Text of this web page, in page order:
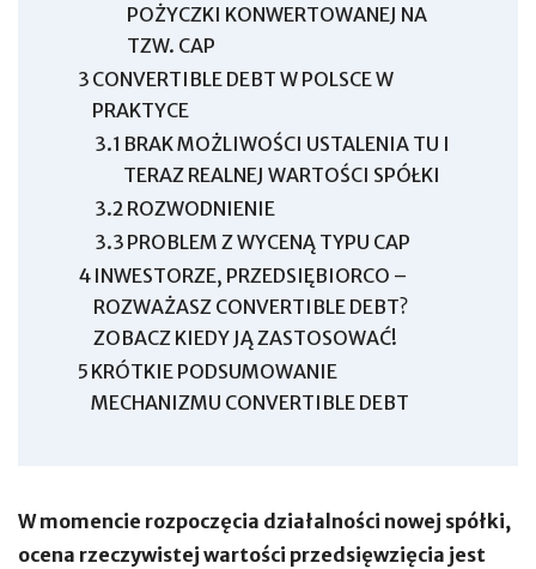
POŻYCZKI KONWERTOWANEJ NA
TZW. CAP
3 CONVERTIBLE DEBT W POLSCE W
PRAKTYCE
3.1 BRAK MOŻLIWOŚCI USTALENIA TU I
TERAZ REALNEJ WARTOŚCI SPÓŁKI
3.2 ROZWODNIENIE
3.3 PROBLEM Z WYCENĄ TYPU CAP
4 INWESTORZE, PRZEDSIĘBIORCO –
ROZWAŻASZ CONVERTIBLE DEBT?
ZOBACZ KIEDY JĄ ZASTOSOWAĆ!
5 KRÓTKIE PODSUMOWANIE
MECHANIZMU CONVERTIBLE DEBT
W momencie rozpoczęcia działalności nowej spółki,
ocena rzeczywistej wartości przedsięwzięcia jest